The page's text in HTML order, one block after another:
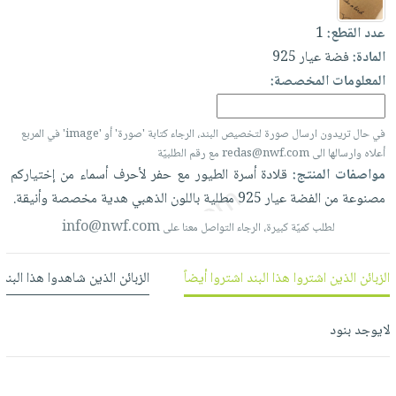
العناية
بالأسنان
الحمية
والتغذية
أدوات
المائدة
الأوعية
والتخزين
أدوات
المطبخ
الأكثر
مبيعاً
العودة
للمدارس
اكسسوارات
كتب
اكسسوارات
منزلية
مطرزات
حقائب
حلي
عناية
شحن
مجاني
بنود
مختارة
كل
الاشتراكات
صندوق
القراءة
حدود
بحث
متقدم
وفرات
عن
سياسة
حسابك
لائحة
عدد القطع:1
المادة:فضة عيار 925
المعلومات المخصصة:
في حال تريدون ارسال صورة لتخصيص البند، الرجاء كتابة 'صورة' أو 'image' في المربع
أعلاه وارسالها الى redas@nwf.com مع رقم الطلبيّة
مواصفات المنتج: قلادةأسرة الطيور معحفرلأحرفأسماء منإختياركم
مصنوعة من الفضةعيار925 مطليةباللون الذهبي هدية مخصصة وأنيقة.
لطلب كميّة كبيرة، الرجاء التواصل معنا علىinfo@nwf.com
الزبائن الذين اشتروا هذا البند اشتروا أيضاً الزبائن الذين شاهدوا هذا
لايوجد بنود